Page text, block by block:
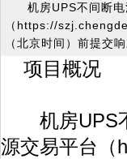
机房UPS不间断
（https://
（北京时间）前提交响
项目概况
机房UPS不
源交易平台（